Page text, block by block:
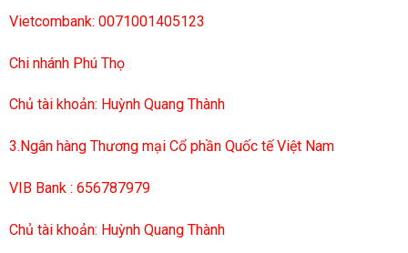
Vietcombank: 0071001405123
Chi nhánh Phú Thọ
Chủ tài khoản: Huỳnh Quang Thành
3.Ngân hàng Thương mại Cổ phần Quốc tế Việt Nam
VIB Bank : 656787979
Chủ tài khoản: Huỳnh Quang Thành